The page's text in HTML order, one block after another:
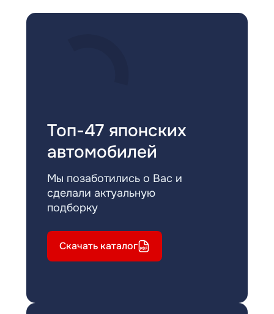
Топ-47 японских
автомобилей
Мы позаботились о Вас и
сделали актуальную
подборку
Скачать каталог